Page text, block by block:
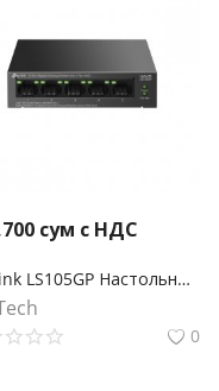
сум с НДС
TP-Link LS105GP Настольный коммутатор с 5 гигабитными портами (4 порта PoE+)
0